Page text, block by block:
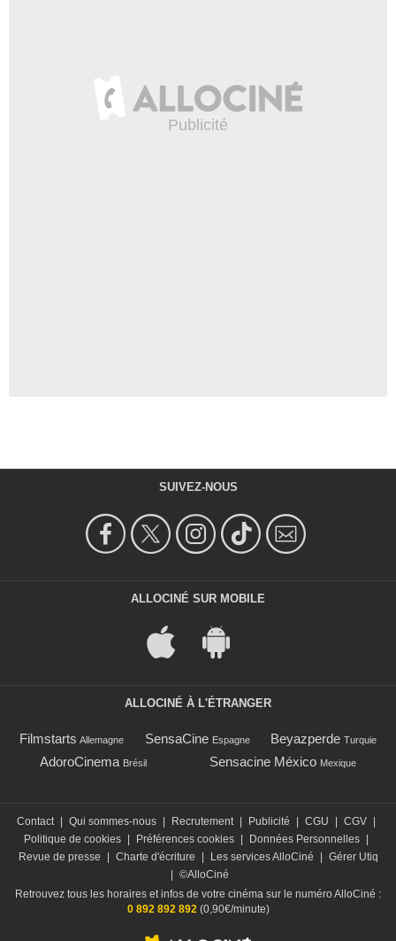
SUIVEZ-NOUS
ALLOCINÉ SUR MOBILE
ALLOCINÉ À L'ÉTRANGER
Filmstarts Allemagne SensaCine Espagne Beyazperde Turquie
AdoroCinema Brésil Sensacine México Mexique
Contact | Qui sommes-nous | Recrutement | Publicité | CGU | CGV |
Politique de cookies | Préférences cookies | Données Personnelles |
Revue de presse
| Charte d'écriture | Les services AlloCiné | Gérer Utiq
| ©AlloCiné
Retrouvez tous les horaires et infos de votre cinéma sur le numéro AlloCiné :
0 892 892 892 (0,90€/minute)